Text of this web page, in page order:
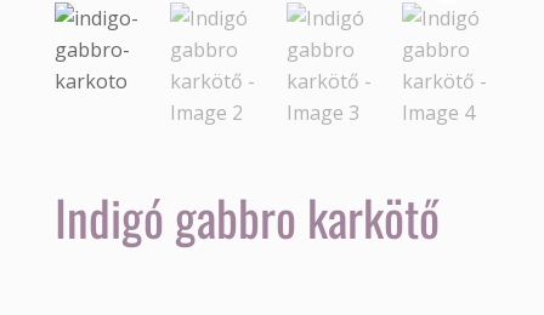
Indigó gabbro karkötő